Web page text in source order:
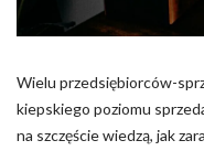
Wielu przedsiębiorców-
kiepskiego poziomu
na szczęście wiedzą, jak
zapamiętanie informacji,
Statystyka